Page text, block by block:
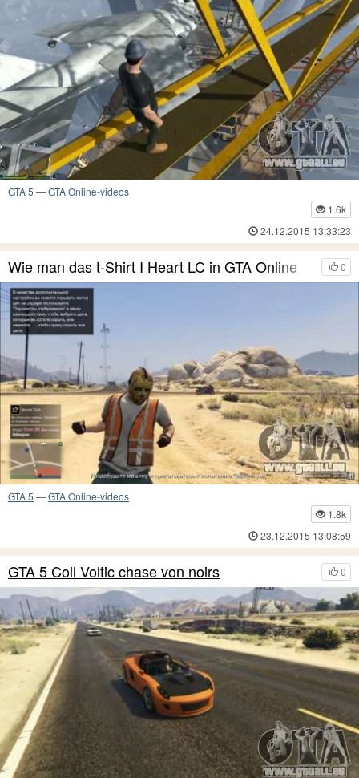
GTA 5 —GTA Online-videos
1.6k
24.12.2015 13:33:23
0
Wie man das t-Shirt I Heart LC in GTA Online
GTA 5 —GTA Online-videos
1.8k
23.12.2015 13:08:59
0
GTA 5 Coil Voltic chase von noirs